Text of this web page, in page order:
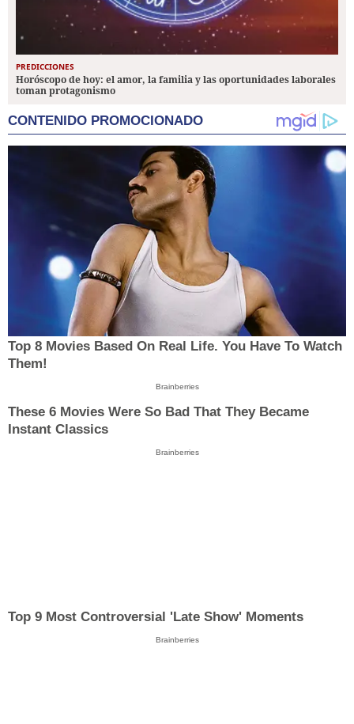
PREDICCIONES
Horóscopo de hoy: el amor, la familia y las oportunidades laborales
toman protagonismo
CONTENIDO PROMOCIONADO
Top 8 Movies Based On Real Life. You Have To Watch
Them!
Brainberries
These 6 Movies Were So Bad That They Became
Instant Classics
Brainberries
Top 9 Most Controversial 'Late Show' Moments
Brainberries